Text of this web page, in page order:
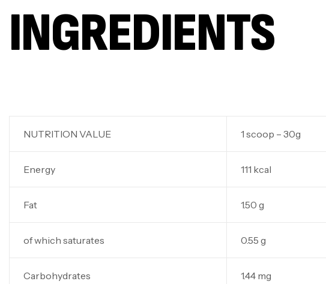
INGREDIENTS
NUTRITION VALUE 1 scoop – 30g
Energy 111 kcal
Fat 1.50 g
of which saturates 0.55 g
Carbohydrates 1.44 mg